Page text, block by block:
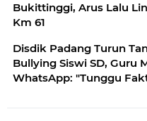
Bukittinggi, Arus Lalu
Km 61
Disdik Padang Turun
Bullying Siswi SD, Guru
WhatsApp: "Tunggu